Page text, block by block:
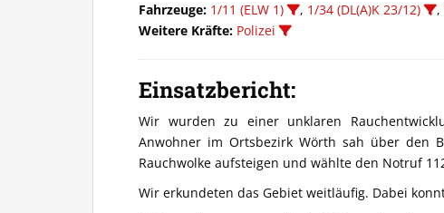
Fahrzeuge: 1/11 (ELW 1) , 1/34 (DL(A)K 23/12) ,
Weitere Kräfte: Polizei
Einsatzbericht:
Wir wurden zu einer unklaren
Anwohner im Ortsbezirk Wörth sah über den
Rauchwolke aufsteigen und wählte den Notruf
Wir erkundeten das Gebiet weitläufig. Dabei